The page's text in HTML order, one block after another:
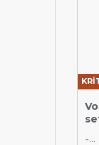
-...